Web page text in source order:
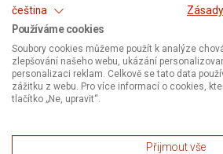
čeština
Používáme cookies
Soubory cookies můžeme použít k analýze
zlepšování našeho webu, ukázání
personalizaci reklam. Celkově se tato data
zážitku z webu. Pro více informací o cookies,
tlačítko „Ne, upravit“.
Přijmout vše